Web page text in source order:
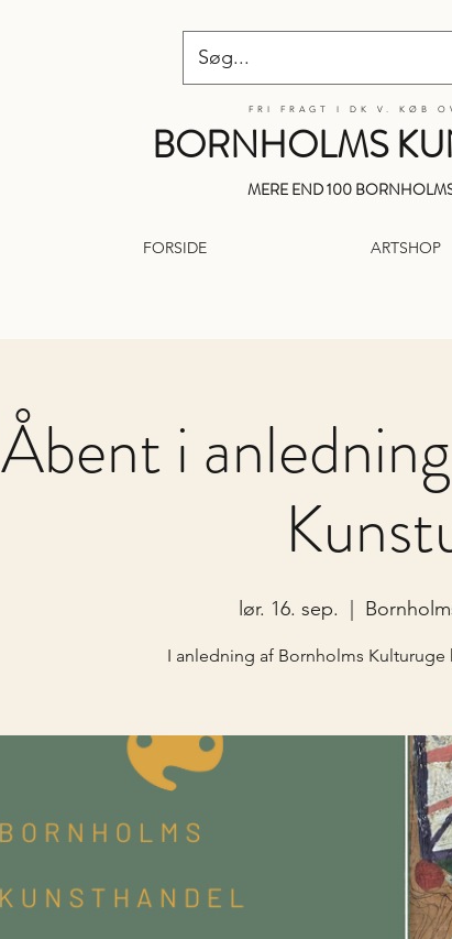
FRI FRAGT I DK V. KØB
BORNHOLMS
MERE END 100
FORSIDE ARTSHOP
Åbent i
lør. 16. sep.
  |
I anledning af Bornholms